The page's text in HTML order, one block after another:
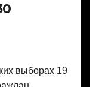
выборах 19